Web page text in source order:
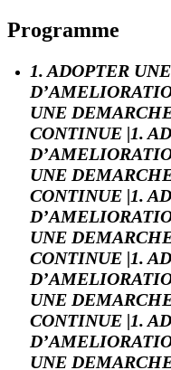
Programme
1. ADOPTER
UNE
CONTINUE |1.
UNE
CONTINUE |1.
UNE
CONTINUE |1.
UNE
CONTINUE |1.
UNE